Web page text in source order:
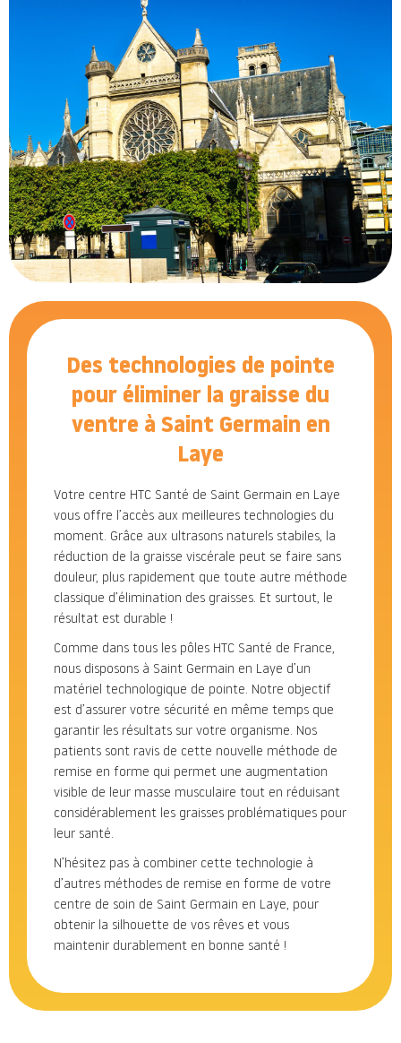
Des technologies de pointe
pour éliminer la graisse du
ventre à Saint Germain en
Laye
Votre centre HTC Santé de Saint Germain en Laye
vous offre l’accès aux meilleures technologies du
moment. Grâce aux ultrasons naturels stabiles, la
réduction de la graisse viscérale peut se faire sans
douleur, plus rapidement que toute autre méthode
classique d’élimination des graisses. Et surtout, le
résultat est durable !
Comme dans tous les pôles HTC Santé de France,
nous disposons à Saint Germain en Laye d’un
matériel technologique de pointe. Notre objectif
est d’assurer votre sécurité en même temps que
garantir les résultats sur votre organisme. Nos
patients sont ravis de cette nouvelle méthode de
remise en forme qui permet une augmentation
visible de leur masse musculaire tout en réduisant
considérablement les graisses problématiques pour
leur santé.
N’hésitez pas à combiner cette technologie à
d’autres méthodes de remise en forme de votre
centre de soin de Saint Germain en Laye, pour
obtenir la silhouette de vos rêves et vous
maintenir durablement en bonne santé !